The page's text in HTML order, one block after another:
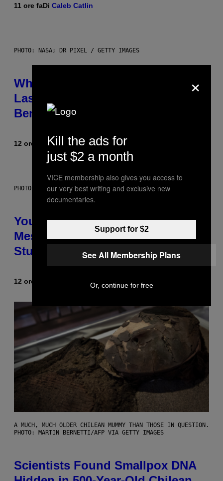
11 ore faDi Caleb Catlin
PHOTO: NASA; DR PIXEL / GETTY IMAGES
Why NASA Wants to Send a
Laser-Powered Drone Into Caves
Beneath the Moon
12 ore fa DiLuis Prada
PHOTO: BATUHAN TOKER / GETTY IMAGES
Your Desk Height Could Be
Messing With Your Brain, New
Study Finds
12 ore fa
A MUCH, MUCH OLDER CHILEAN MUMMY THAN THOSE IN QUESTION.
PHOTO: MARTIN BERNETTI/AFP VIA GETTY IMAGES
Scientists Found Smallpox DNA
×
Kill the ads for
just $2 a month
VICE membership also gives you access to
our very best writing and exclusive new
documentaries.
Support for $2
See All Membership Plans
Or, continue for free